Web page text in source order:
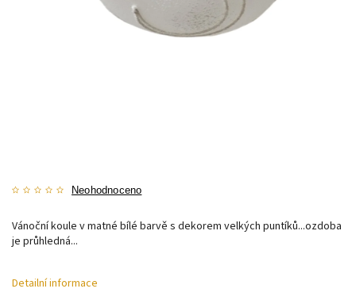
Neohodnoceno
Vánoční koule v matné bílé barvě s dekorem velkých puntíků...ozdoba
je průhledná...
Detailní informace